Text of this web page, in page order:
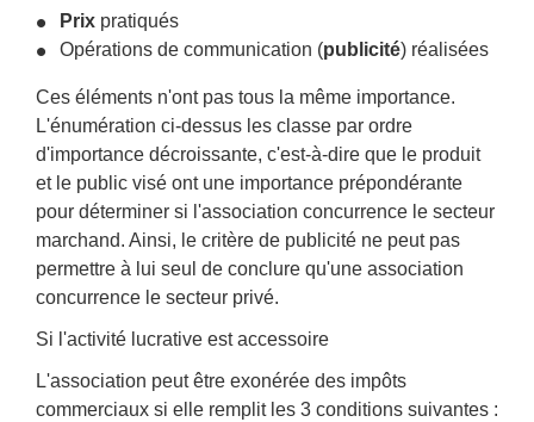
Prix pratiqués
Opérations de communication (publicité) réalisées
Ces éléments n'ont pas tous la même importance.
L'énumération ci-dessus les classe par ordre
d'importance décroissante, c'est-à-dire que le produit
et le public visé ont une importance prépondérante
pour déterminer si l'association concurrence le secteur
marchand. Ainsi, le critère de publicité ne peut pas
permettre à lui seul de conclure qu'une association
concurrence le secteur privé.
Si l'activité lucrative est accessoire
L'association peut être exonérée des impôts
commerciaux si elle remplit les 3 conditions suivantes :